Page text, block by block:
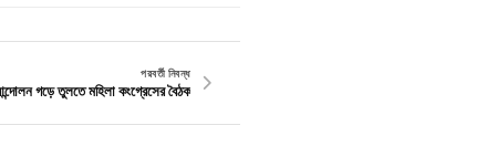
পরবর্তী নিবন্ধ
গড়ে তুলতে মহিলা কংগ্রেসের বৈঠক